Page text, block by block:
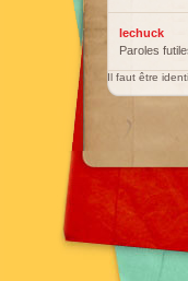
lechuck
Paroles
Il faut être